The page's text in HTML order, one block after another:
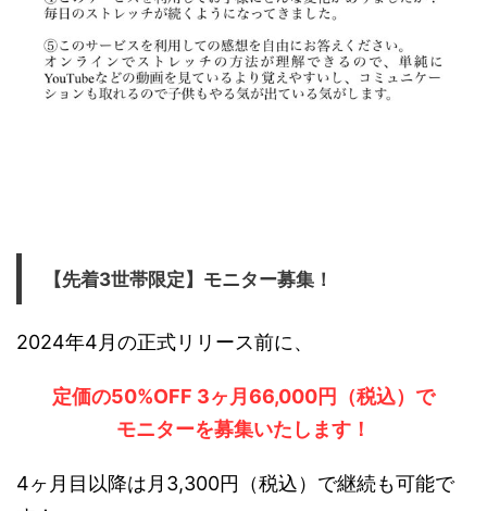
【先着3世帯限定】モニター募集！
2024年4月の正式リリース前に、
定価の50%OFF 3ヶ月66,000円（税込）で
モニターを募集いたします！
4ヶ月目以降は月3,300円（税込）で継続も可能で